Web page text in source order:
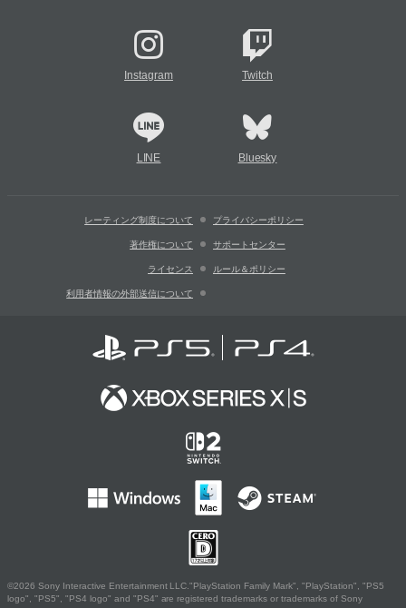
Instagram Twitch
LINE Bluesky
レーティング制度について プライバシーポリシー
著作権について サポートセンター
ライセンス ルール＆ポリシー
利用者情報の外部送信について
©2026 Sony Interactive Entertainment LLC."PlayStation Family Mark", "PlayStation", "PS5
logo", "PS5", "PS4 logo" and "PS4" are registered trademarks or trademarks of Sony